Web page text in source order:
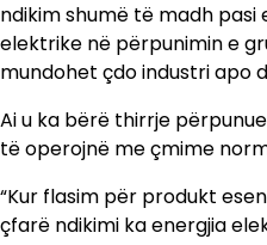
ndikim shumë të madh
elektrike në përpunimin e
mundohet çdo industri apo
Ai u ka bërë thirrje
të operojnë me çmime
“Kur flasim për produkt
çfarë ndikimi ka energjia